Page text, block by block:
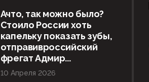
Ачто, так можно было?
Стоило России хоть
капельку показать зубы,
отправивроссийский
фрегат Адмир...
10 Апреля 2026